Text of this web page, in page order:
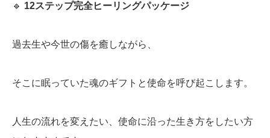
🔹 12ステップ完全ヒーリングパッケージ
過去生や今世の傷を癒しながら、
そこに眠っていた魂のギフトと使命を呼び起こします。
人生の流れを変えたい、使命に沿った生き方をしたい方